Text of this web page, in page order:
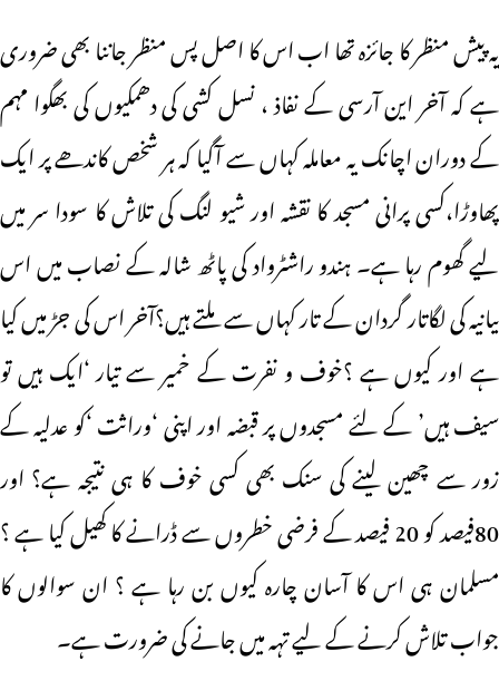
یہ پیش منظر کا جائزہ تھا اب اس کا اصل پس منظر جاننا بھی ضروری
ہے کہ آخر این آرسی کے نفاذ ، نسل کشی کی دھمکیوں کی بھگوا مہم
کے دوران اچانک یہ معاملہ کہاں سے آگیا کہ ہر شخص کاندھے پر ایک
پھاوڑا،کسی پرانی مسجد کا نقشہ اور شیو لنگ کی تلاش کا سودا سر میں
لیے گھوم رہا ہے۔ ہندو راشٹرواد کی پاٹھ شالہ کے نصاب میں اس
بیانیہ کی لگاتار گردان کے تار کہاں سے ملتے ہیں؟آخر اس کی جڑ میں کیا
ہے اور کیوں ہے ؟خوف و نفرت کے خمیر سے تیار ‘ایک ہیں تو
سیف ہیں’ کے لئے مسجدوں پر قبضہ اور اپنی ‘وراثت ‘کو عدلیہ کے
زور سے چھین لینے کی سنک بھی کسی خوف کا ہی نتیجہ ہے؟ اور
80فیصد کو 20 فیصد کے فرضی خطروں سے ڈرانے کا کھیل کیا ہے ؟
مسلمان ہی اس کا آسان چارہ کیوں بن رہا ہے ؟ ان سوالوں کا
جواب تلاش کرنے کے لیے تہہ میں جانے کی ضرورت ہے۔